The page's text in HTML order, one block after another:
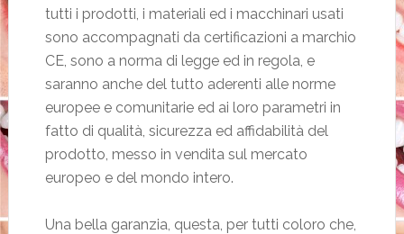
tutti i prodotti, i materiali ed i macchinari usati
sono accompagnati da certificazioni a marchio
CE, sono a norma di legge ed in regola, e
saranno anche del tutto aderenti alle norme
europee e comunitarie ed ai loro parametri in
fatto di qualità, sicurezza ed affidabilità del
prodotto, messo in vendita sul mercato
europeo e del mondo intero.
Una bella garanzia, questa, per tutti coloro che,